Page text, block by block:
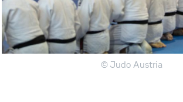
© Judo Austria